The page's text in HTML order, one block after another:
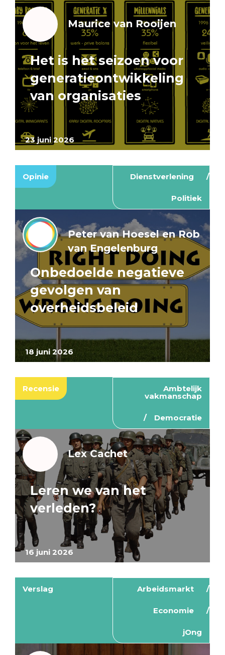
23 juni 2026
Maurice van Rooijen
Het is het seizoen voor
generatieontwikkeling
van organisaties
Opinie Dienstverlening
Politiek
18 juni 2026
Peter van Hoesel en Rob
van Engelenburg
Onbedoelde negatieve
gevolgen van
overheidsbeleid
Recensie Ambtelijk
vakmanschap
Democratie
16 juni 2026
Lex Cachet
Leren we van het
verleden?
Verslag Arbeidsmarkt
Economie
jOng